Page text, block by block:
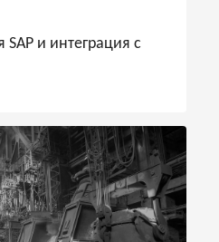
и интеграция с